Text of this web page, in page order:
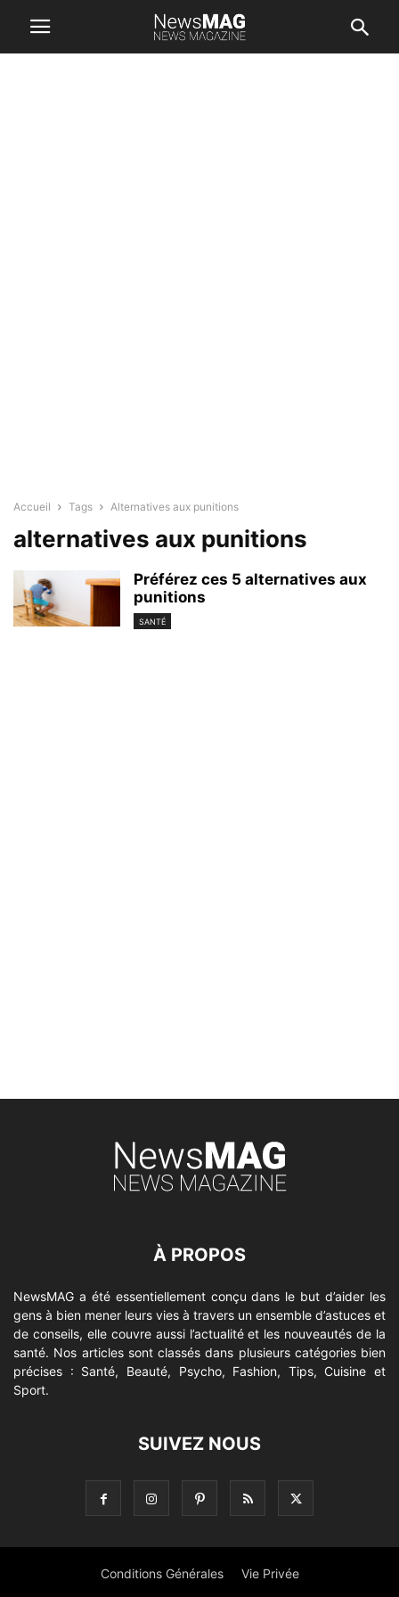
Accueil Tags Alternatives aux punitions
alternatives aux punitions
Préférez ces 5 alternatives aux
punitions
SANTÉ
À PROPOS
NewsMAG a été essentiellement conçu dans le but d’aider les
gens à bien mener leurs vies à travers un ensemble d’astuces et
de conseils, elle couvre aussi l’actualité et les nouveautés de la
santé. Nos articles sont classés dans plusieurs catégories bien
précises : Santé, Beauté, Psycho, Fashion, Tips, Cuisine et
Sport.
SUIVEZ NOUS
Conditions Générales Vie Privée